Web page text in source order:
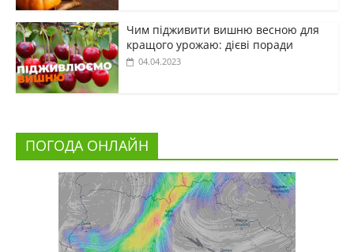
Чим підживити вишню весною для
кращого урожаю: дієві поради
04.04.2023
ПОГОДА ОНЛАЙН